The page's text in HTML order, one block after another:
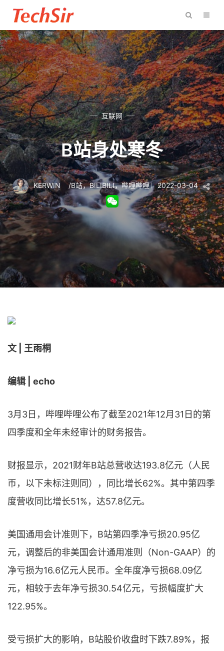
互联网
B站身处寒冬
KERWIN /B站，BILIBILI，哔哩哔哩 2022-03-04
文 | 王雨桐
编辑 | echo
3月3日，哔哩哔哩公布了截至2021年12月31日的第
四季度和全年未经审计的财务报告。
财报显示，2021财年B站总营收达193.8亿元（人民
币，以下未标注则同），同比增长62%。其中第四季
度营收同比增长51%，达57.8亿元。
美国通用会计准则下，B站第四季净亏损20.95亿
元，调整后的非美国会计通用准则（Non-GAAP）的
净亏损为16.6亿元人民币。全年度净亏损68.09亿
元，相较于去年净亏损30.54亿元，亏损幅度扩大
122.95%。
受亏损扩大的影响，B站股价收盘时下跌7.89%，报